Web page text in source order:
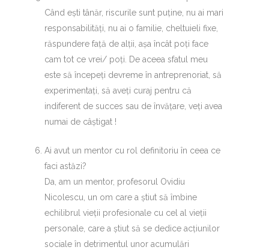
Când ești tânăr, riscurile sunt puține, nu ai mari
responsabilități, nu ai o familie, cheltuieli fixe,
răspundere față de alții, așa încât poți face
cam tot ce vrei/ poți. De aceea sfatul meu
este să începeți devreme în antreprenoriat, să
experimentați, să aveți curaj pentru că
indiferent de succes sau de învățare, veți avea
numai de câștigat !
Ai avut un mentor cu rol definitoriu în ceea ce
faci astăzi?
Da, am un mentor, profesorul Ovidiu
Nicolescu, un om care a știut să îmbine
echilibrul vieții profesionale cu cel al vieții
personale, care a știut să se dedice acțiunilor
sociale în detrimentul unor acumulări